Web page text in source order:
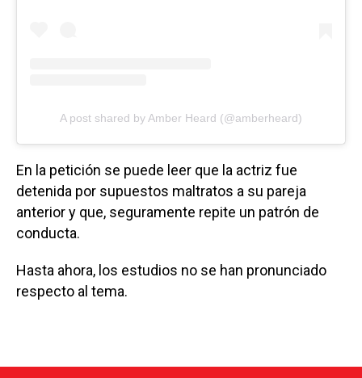
A post shared by Amber Heard (@amberheard)
En la petición se puede leer que la actriz fue
detenida por supuestos maltratos a su pareja
anterior y que, seguramente repite un patrón de
conducta.
Hasta ahora, los estudios no se han pronunciado
respecto al tema.